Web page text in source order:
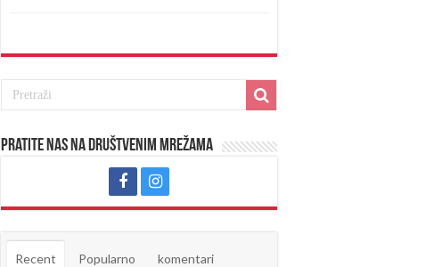
Pratite nas na društvenim mrežama
Recent Popularno komentari